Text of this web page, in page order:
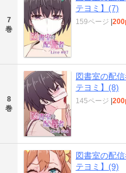
7
巻
テヨミ】(7)
159ページ |
8
巻
図書室の配
テヨミ】(8)
145ページ |
図書室の配
テヨミ】(9)